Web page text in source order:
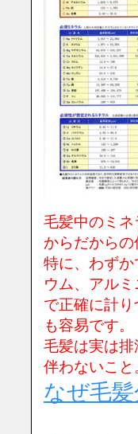
毛髪中のミ
からだからの
特に、わず
ウム、アル
で正確に計
も容易です。
毛髪は実は
伴わないこと
なぜ毛